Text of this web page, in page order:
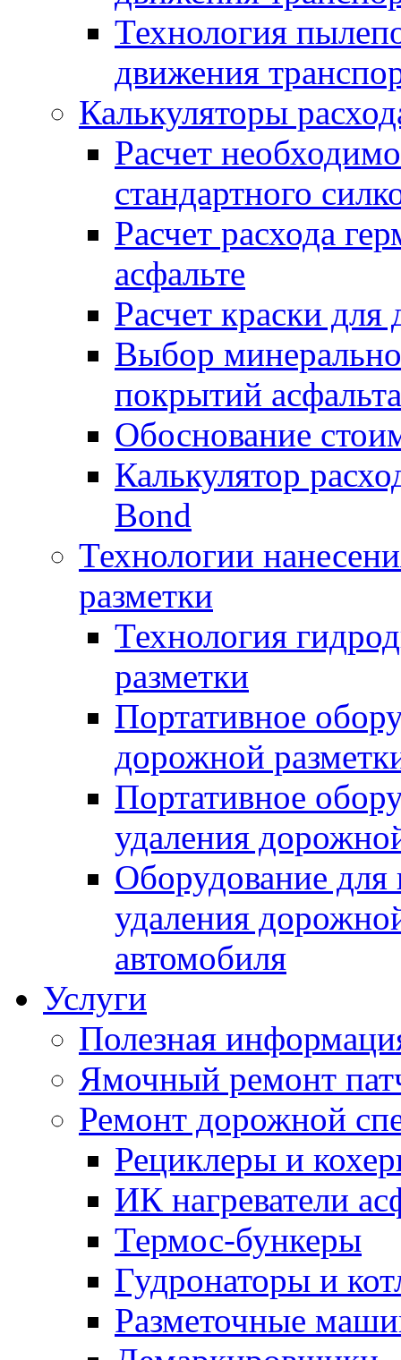
Технология
движения
Калькуляторы
Расчет
стандартного
Расчет расхода
асфальте
Расчет краски
Выбор
покрытий асфальта
Обоснование
Калькулятор
Bond
Технологии
разметки
Технология
разметки
Портативное
дорожной
Портативное
удаления
Оборудование для
удаления
автомобиля
Услуги
Полезная
Ямочный ремонт
Ремонт дорожной
Рециклеры и
ИК нагреватели
Термос-бункеры
Гудронаторы и
Разметочные